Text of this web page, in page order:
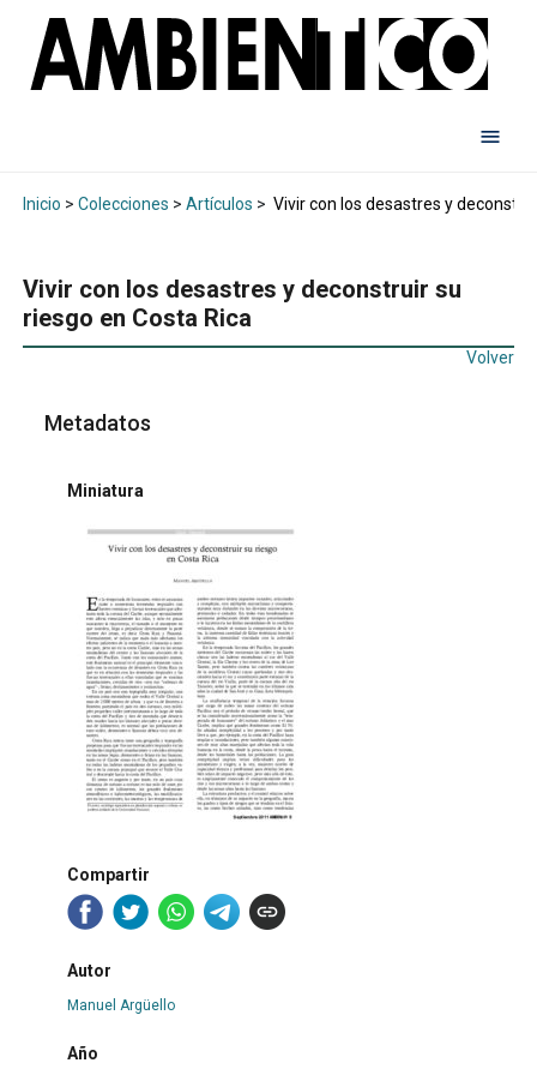
Inicio > Colecciones > Artículos > Vivir con los desastres y
Vivir con los desastres y deconstruir su
riesgo en Costa Rica
Volver
Metadatos
Miniatura
Compartir
Autor
Manuel Argüello
Año